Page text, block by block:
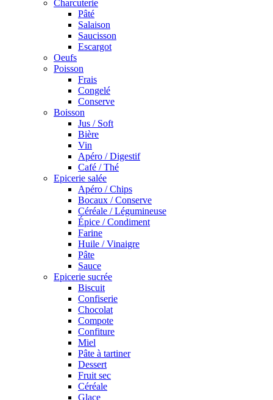
Charcuterie
Pâté
Salaison
Saucisson
Escargot
Oeufs
Poisson
Frais
Congelé
Conserve
Boisson
Jus / Soft
Bière
Vin
Apéro / Digestif
Café / Thé
Epicerie salée
Apéro / Chips
Bocaux / Conserve
Céréale / Légumineuse
Épice / Condiment
Farine
Huile / Vinaigre
Pâte
Sauce
Epicerie sucrée
Biscuit
Confiserie
Chocolat
Compote
Confiture
Miel
Pâte à tartiner
Dessert
Fruit sec
Céréale
Glace